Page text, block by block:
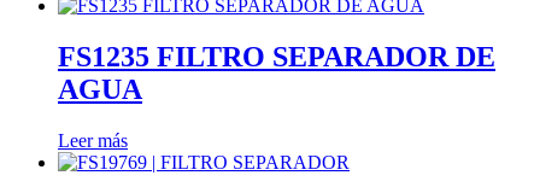
FS1235 FILTRO SEPARADOR DE
AGUA
Leer más